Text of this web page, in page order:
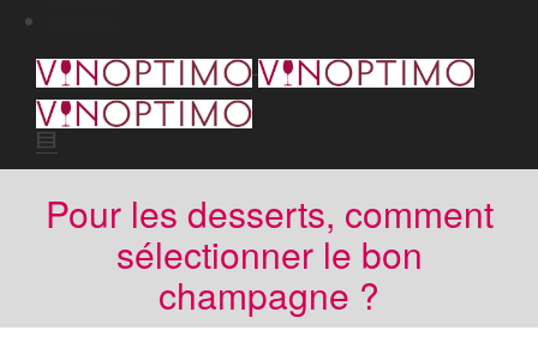
Pour les desserts, comment
sélectionner le bon
champagne ?